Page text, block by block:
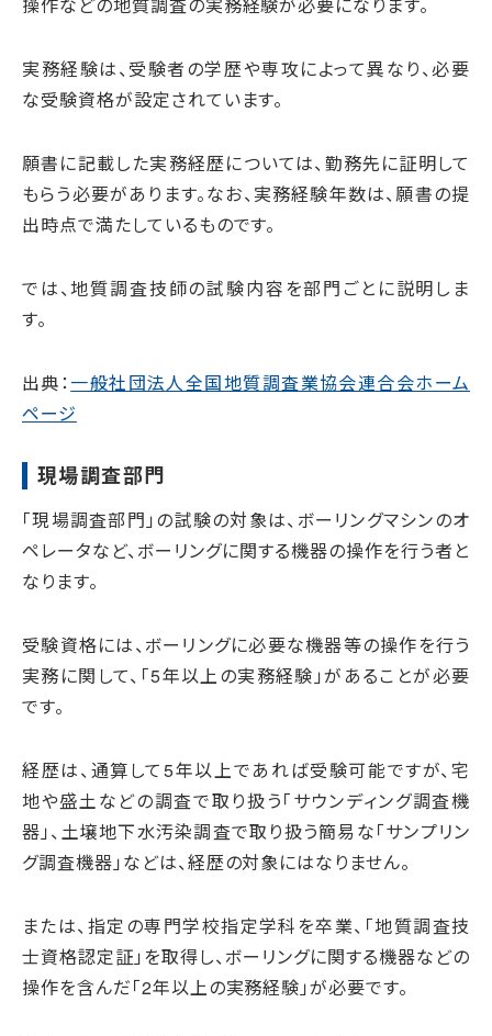
実務経験は、受験者の学歴や専攻によって異なり、必要
な受験資格が設定されています。
願書に記載した実務経歴については、勤務先に証明して
もらう必要があります。なお、実務経験年数は、願書の提
出時点で満たしているものです。
では、地質調査技師の試験内容を部門ごとに説明しま
す。
出典：一般社団法人全国地質調査業協会連合会ホーム
ページ
現場調査部門
「現場調査部門」の試験の対象は、ボーリングマシンのオ
ペレータなど、ボーリングに関する機器の操作を行う者と
なります。
受験資格には、ボーリングに必要な機器等の操作を行う
実務に関して、「5年以上の実務経験」があることが必要
です。
経歴は、通算して5年以上であれば受験可能ですが、宅
地や盛土などの調査で取り扱う「サウンディング調査機
器」、土壌地下水汚染調査で取り扱う簡易な「サンプリン
グ調査機器」などは、経歴の対象にはなりません。
または、指定の専門学校指定学科を卒業、「地質調査技
士資格認定証」を取得し、ボーリングに関する機器などの
操作を含んだ「2年以上の実務経験」が必要です。